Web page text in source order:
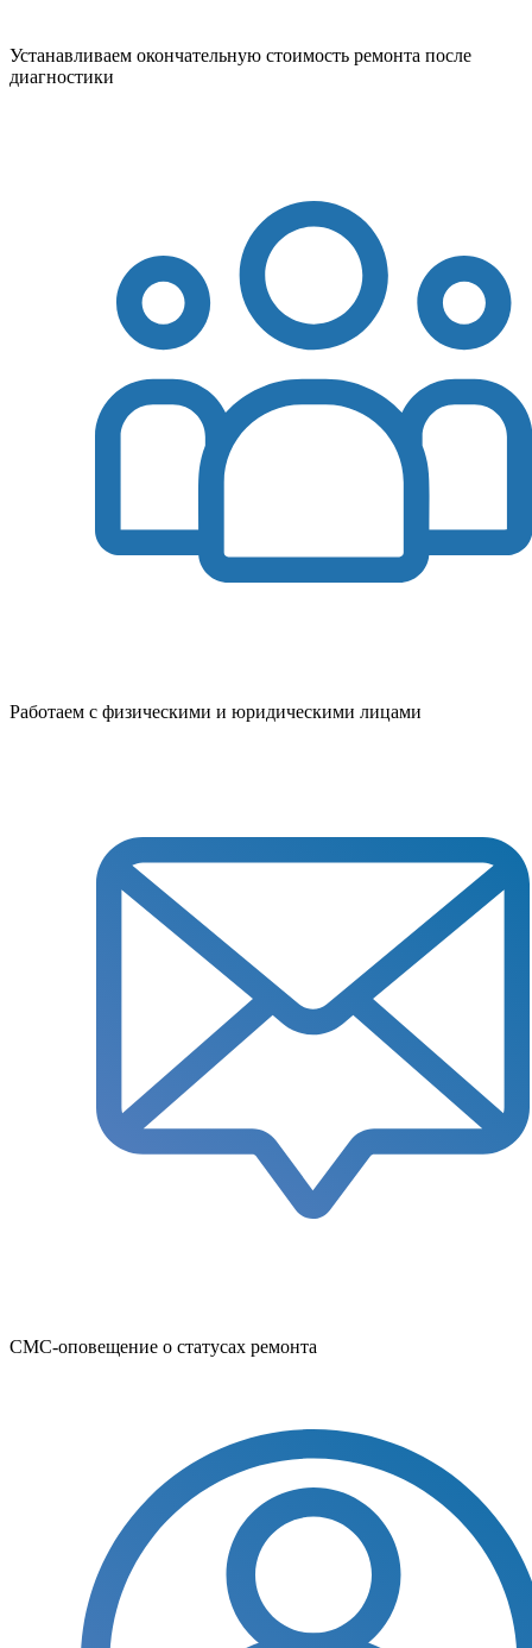
Устанавливаем окончательную стоимость ремонта после
диагностики
Работаем с физическими и юридическими лицами
СМС-оповещение о статусах ремонта